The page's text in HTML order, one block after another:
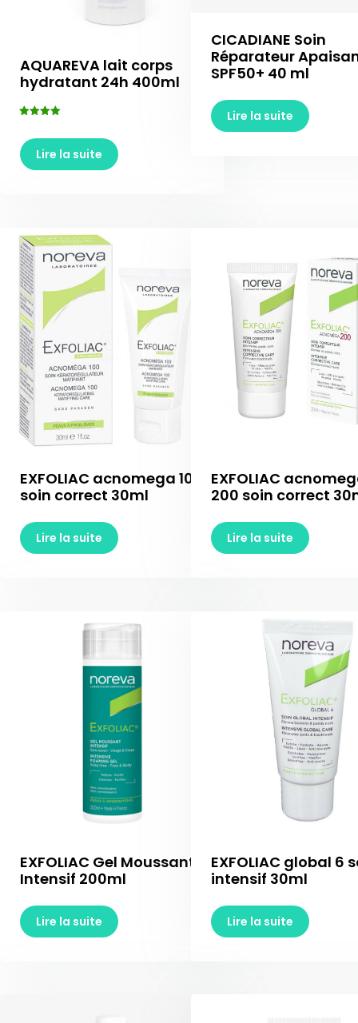
AQUAREVA lait corps
hydratant 24h 400ml
sur 5
Lire la suite
CICADIANE Soin
Réparateur
SPF50+ 40 ml
Lire la suite
EXFOLIAC acnomega 100
soin correct 30ml
Lire la suite
EXFOLIAC
200 soin correct
Lire la suite
EXFOLIAC Gel Moussant
Intensif 200ml
Lire la suite
EXFOLIAC global 6
intensif 30ml
Lire la suite